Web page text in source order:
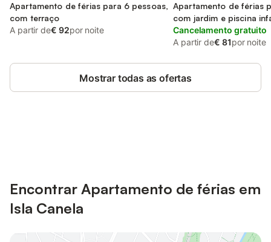
Apartamento de férias para 6 pessoas,
com terraço
A partir de€ 92por noite
Apartamento de férias
com jardim e piscina
Cancelamento gratuito
A partir de€ 81por noite
Mostrar todas as ofertas
Encontrar Apartamento de férias em
Isla Canela